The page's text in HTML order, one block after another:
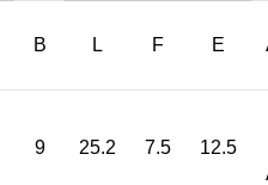
B L F E
9 25.2 7.5
12.5